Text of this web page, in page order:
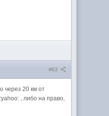
#63
через 20 км от
, либо на право,